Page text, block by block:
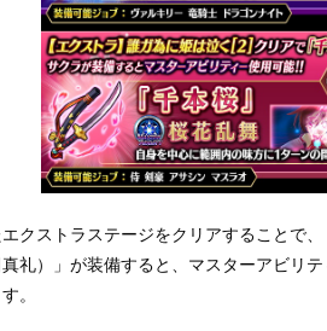
クストラステージをクリアすることで
礼）」が装備すると、マスターアビリ
。